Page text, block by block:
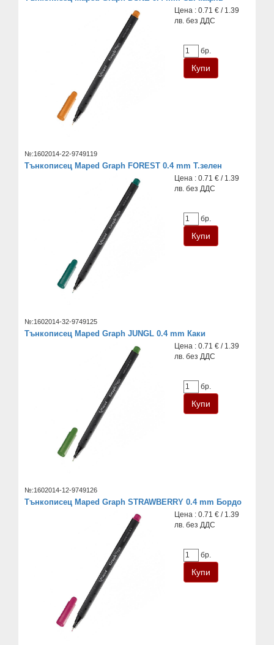
Цена : 0.71 € / 1.39
лв. без ДДС
бр.
№:1602014-22-9749119
Тънкописец Maped Graph FOREST 0.4 mm Т.зелен
Цена : 0.71 € / 1.39
лв. без ДДС
бр.
№:1602014-32-9749125
Тънкописец Maped Graph JUNGL 0.4 mm Каки
Цена : 0.71 € / 1.39
лв. без ДДС
бр.
№:1602014-12-9749126
Тънкописец Maped Graph STRAWBERRY 0.4 mm Бордо
Цена : 0.71 € / 1.39
лв. без ДДС
бр.